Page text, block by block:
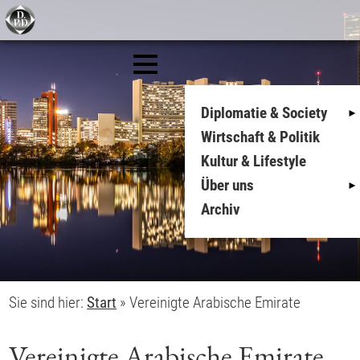
Diplomatie & Society
Wirtschaft & Politik
Kultur & Lifestyle
Über uns
Archiv
Sie sind hier:Start »Vereinigte Arabische Emirate